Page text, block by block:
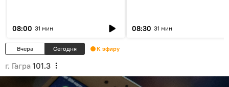
08:00 31 мин 08:30 31 мин
Вчера Сегодня К эфиру
г. Гагра 101.3